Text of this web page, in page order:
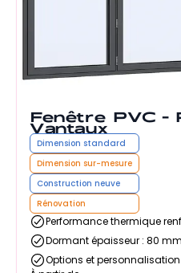
Fenêtre PVC - Prestige - 4
Vantaux
Dimension standard
Dimension sur-mesure
Construction neuve
Rénovation
Performance thermique
Dormant épaisseur : 80 mm
Options et